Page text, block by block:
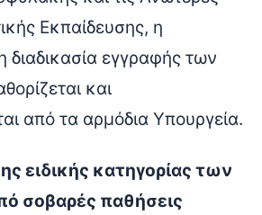
Εκπαίδευσης, η
διαδικασία εγγραφής των
και
από τα αρμόδια Υπουργεία.
ειδικής κατηγορίας των
σοβαρές παθήσεις